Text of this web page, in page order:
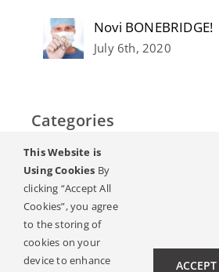
Novi BONEBRIDGE!
July 6th, 2020
Categories
Početak
Sluh & gubitak sluha
Magazin
This Website is
Using Cookies By
clicking “Accept All
Cookies”, you agree
to the storing of
cookies on your
device to enhance
ACCEPT